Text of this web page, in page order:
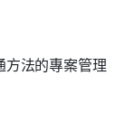
法的專案管理